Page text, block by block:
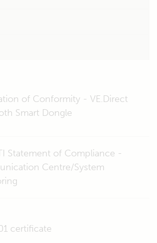
of Conformity - VE.Direct
Smart Dongle
Statement of Compliance -
Centre/System
certificate